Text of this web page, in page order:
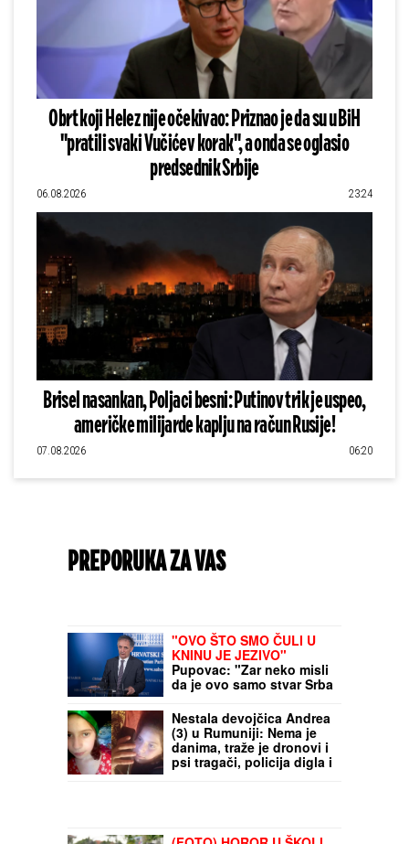
Obrt koji Helez nije očekivao: Priznao je da su u BiH
"pratili svaki Vučićev korak", a onda se oglasio
predsednik Srbije
06.08.2026 23:24
Brisel nasankan, Poljaci besni: Putinov trik je uspeo,
američke milijarde kaplju na račun Rusije!
07.08.2026 06:20
PREPORUKA ZA VAS